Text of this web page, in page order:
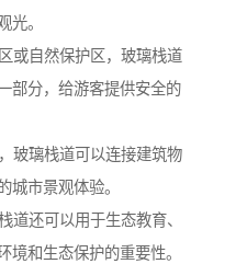
光。
或自然保护区，玻璃栈道
部分，给游客提供安全的
玻璃栈道可以连接建筑物
城市景观体验。
还可以用于生态教育、
境和生态保护的重要性。